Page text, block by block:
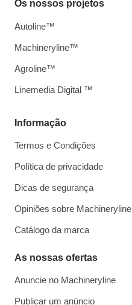
Informação
Termos e Condições
Política de privacidade
Dicas de segurança
Opiniões sobre Machineryline
Catálogo da marca
As nossas ofertas
Anuncie no Machineryline
Publicar um anúncio
Os nossos projetos
Autoline™
Machineryline™
Agroline™
Linemedia Digital ™